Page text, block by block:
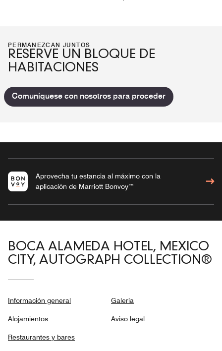
PERMANEZCAN JUNTOS
RESERVE UN BLOQUE DE
HABITACIONES
Comuníquese con nosotros para proceder
Aprovecha tu estancia al máximo con la
aplicación de Marriott Bonvoy™
BOCA ALAMEDA HOTEL, MEXICO
CITY, AUTOGRAPH COLLECTION®
Información general
Alojamientos
Restaurantes y bares
Galería
Aviso legal